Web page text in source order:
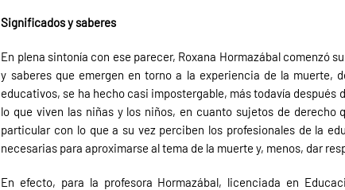
Significados y saberes
En plena sintonía con ese parecer, Roxana Hormazábal comenzó
y saberes que emergen en torno a la experiencia de la muerte,
educativos, se ha hecho casi impostergable, más todavía después
lo que viven las niñas y los niños, en cuanto sujetos de
particular con lo que a su vez perciben los profesionales de la
necesarias para aproximarse al tema de la muerte y, menos, dar
En efecto, para la profesora Hormazábal, licenciada en